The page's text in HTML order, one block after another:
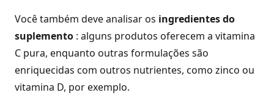
Você também deve analisar os ingredientes do
suplemento : alguns produtos oferecem a vitamina
C pura, enquanto outras formulações são
enriquecidas com outros nutrientes, como zinco ou
vitamina D, por exemplo.